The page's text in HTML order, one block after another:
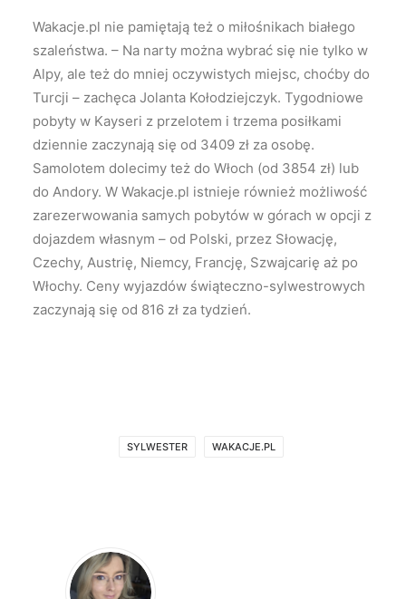
Wakacje.pl nie pamiętają też o miłośnikach białego
szaleństwa. – Na narty można wybrać się nie tylko w
Alpy, ale też do mniej oczywistych miejsc, choćby do
Turcji – zachęca Jolanta Kołodziejczyk. Tygodniowe
pobyty w Kayseri z przelotem i trzema posiłkami
dziennie zaczynają się od 3409 zł za osobę.
Samolotem dolecimy też do Włoch (od 3854 zł) lub
do Andory. W Wakacje.pl istnieje również możliwość
zarezerwowania samych pobytów w górach w opcji z
dojazdem własnym – od Polski, przez Słowację,
Czechy, Austrię, Niemcy, Francję, Szwajcarię aż po
Włochy. Ceny wyjazdów świąteczno-sylwestrowych
zaczynają się od 816 zł za tydzień.
SYLWESTER WAKACJE.PL